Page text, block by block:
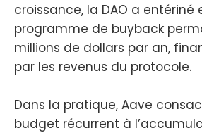
croissance, la DAO a entériné
programme de buyback
millions de dollars par an,
par les revenus du protocole.
Dans la pratique, Aave
budget récurrent à